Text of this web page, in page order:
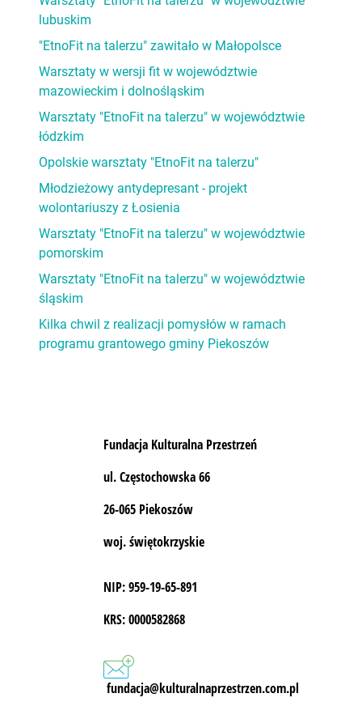
lubuskim
"EtnoFit na talerzu" zawitało w Małopolsce
Warsztaty w wersji fit w województwie
mazowieckim i dolnośląskim
Warsztaty "EtnoFit na talerzu" w województwie
łódzkim
Opolskie warsztaty "EtnoFit na talerzu"
Młodzieżowy antydepresant - projekt
wolontariuszy z Łosienia
Warsztaty "EtnoFit na talerzu" w województwie
pomorskim
Warsztaty "EtnoFit na talerzu" w województwie
śląskim
Kilka chwil z realizacji pomysłów w ramach
programu grantowego gminy Piekoszów
Fundacja Kulturalna Przestrzeń
ul. Częstochowska 66
26-065 Piekoszów
woj. świętokrzyskie
NIP: 959-19-65-891
KRS: 0000582868
fundacja@kulturalnaprzestrzen.com.pl